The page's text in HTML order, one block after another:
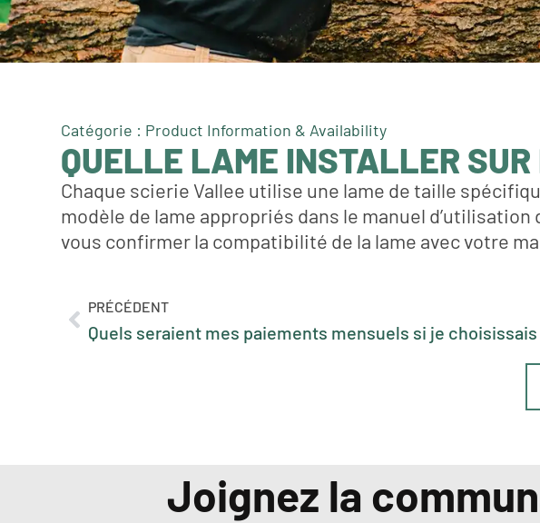
Catégorie : Product Information & Availability
QUELLE LAME INSTALLER SUR
Chaque scierie Vallee utilise une lame de taille
modèle de lame appropriés dans le manuel
vous confirmer la compatibilité de la lame avec votre
PRÉCÉDENT
Joignez la